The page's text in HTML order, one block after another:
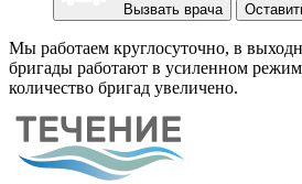
Вызвать врача
Мы работаем круглосуточно, в
бригады работают в усиленном
количество бригад увеличено.